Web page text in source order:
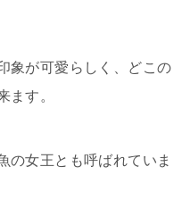
象が可愛らしく、どこの
ます。
の女王とも呼ばれていま